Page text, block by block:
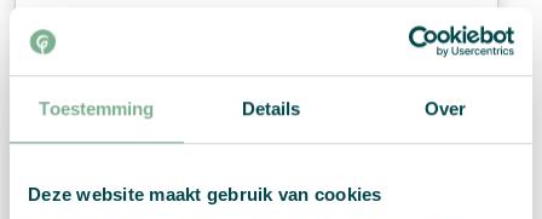
Toestemming Details Over
Deze website maakt gebruik van cookies